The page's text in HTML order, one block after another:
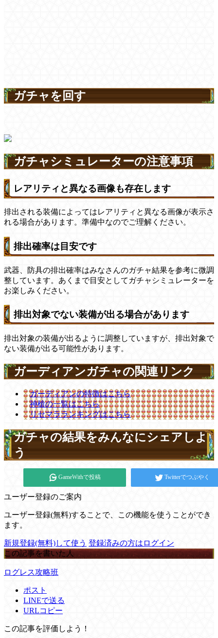
ガチャを回す
ガチャシミュレーターの注意事項
レアリティと異なる画像も存在します
排出される装備によってはレアリティと異なる画像が表示さ
れる場合があります。準備中なのでご理解ください。
排出確率は目安です
武器、防具の排出確率はみなさんのガチャ結果を参考に微調
整しています。あくまで目安としてガチャシミュレーターを
お楽しみください。
排出対象でない装備が出る場合があります
排出対象の装備が出るように調整していますが、排出対象で
ない装備が出る可能性があります。
ガーディアンガチャの関連リンク
ガーディアンの特徴はこちら
神槍の一覧はこちら
リセマラランキングはこちら
ガチャの結果をみんなにシェアしよ
う
GameWithで投稿 Twitterでつぶやく
ユーザー登録のご案内
ユーザー登録(無料)することで、この機能を使うことができ
ます。
新規登録(無料)して使う 登録済みの方はログイン
この記事を書いた人
ログレス攻略班
ポスト
LINEで送る
URLコピー
この記事を評価しよう！